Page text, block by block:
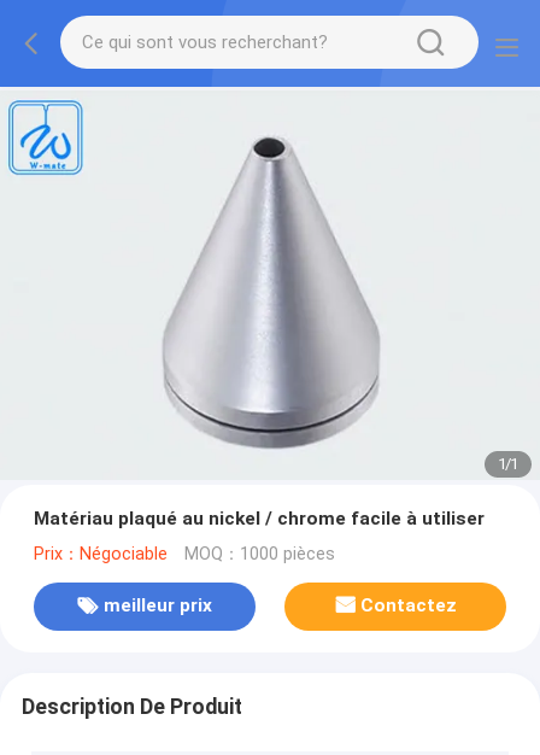
1/1
Matériau plaqué au nickel / chrome facile à utiliser
Prix：Négociable MOQ：1000 pièces
meilleur prix Contactez
Description De Produit